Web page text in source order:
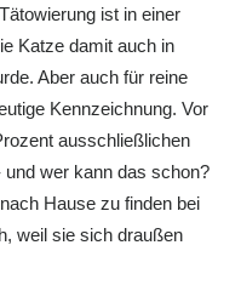
ist in einer
Katze damit auch in
Aber auch für reine
Kennzeichnung. Vor
ausschließlichen
wer kann das schon?
Hause zu finden bei
weil sie sich draußen